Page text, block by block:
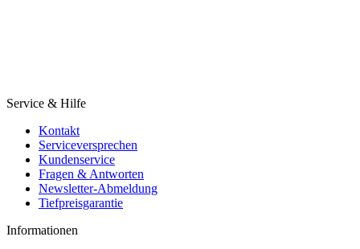
Service & Hilfe
Kontakt
Serviceversprechen
Kundenservice
Fragen & Antworten
Newsletter-Abmeldung
Tiefpreisgarantie
Informationen